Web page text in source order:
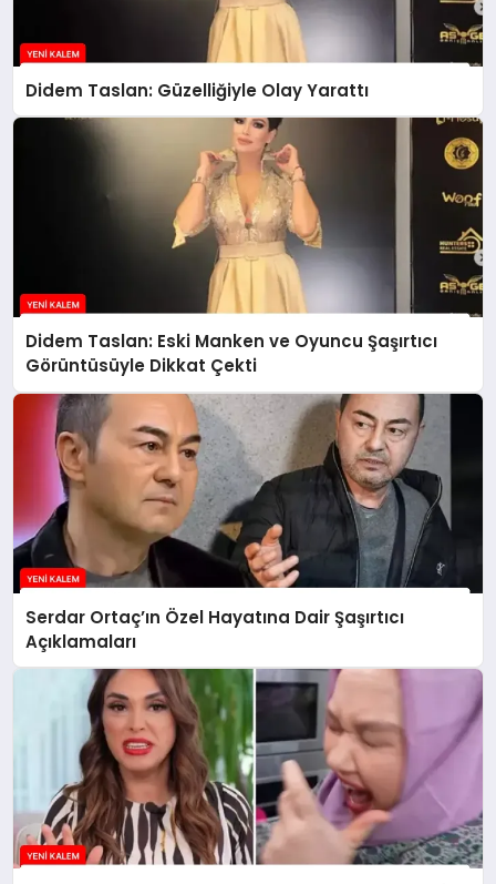
Didem Taslan: Güzelliğiyle Olay Yarattı
Didem Taslan: Eski Manken ve Oyuncu Şaşırtıcı
Görüntüsüyle Dikkat Çekti
Serdar Ortaç’ın Özel Hayatına Dair Şaşırtıcı
Açıklamaları